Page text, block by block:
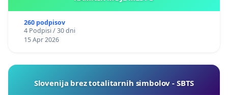
260 podpisov
4 Podpisi / 30 dni
15 Apr 2026
Slovenija brez totalitarnih simbolov - SBTS